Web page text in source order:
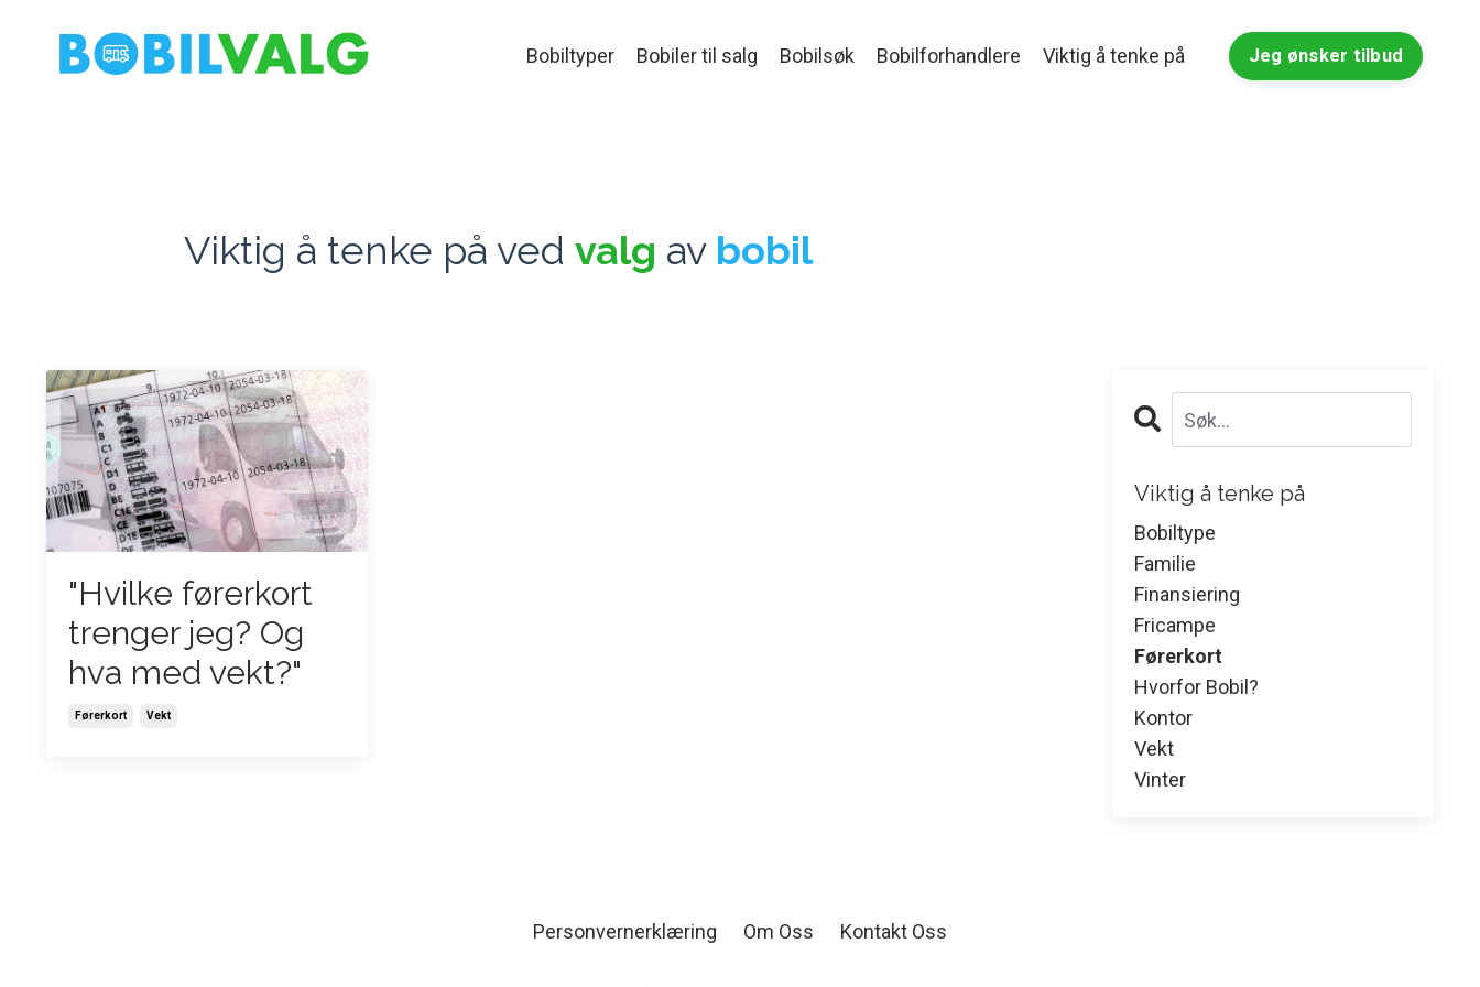
Bobiltyper Bobiler til salg Bobilsøk Bobilforhandlere Viktig å tenke på Jeg ønsker tilbud
Viktig å tenke på ved valg av bobil
"Hvilke førerkort
trenger jeg? Og
hva med vekt?"
Førerkort Vekt
Viktig å tenke på
Bobiltype
Familie
Finansiering
Fricampe
Førerkort
Hvorfor Bobil?
Kontor
Vekt
Vinter
Personvernerklæring Om Oss Kontakt Oss